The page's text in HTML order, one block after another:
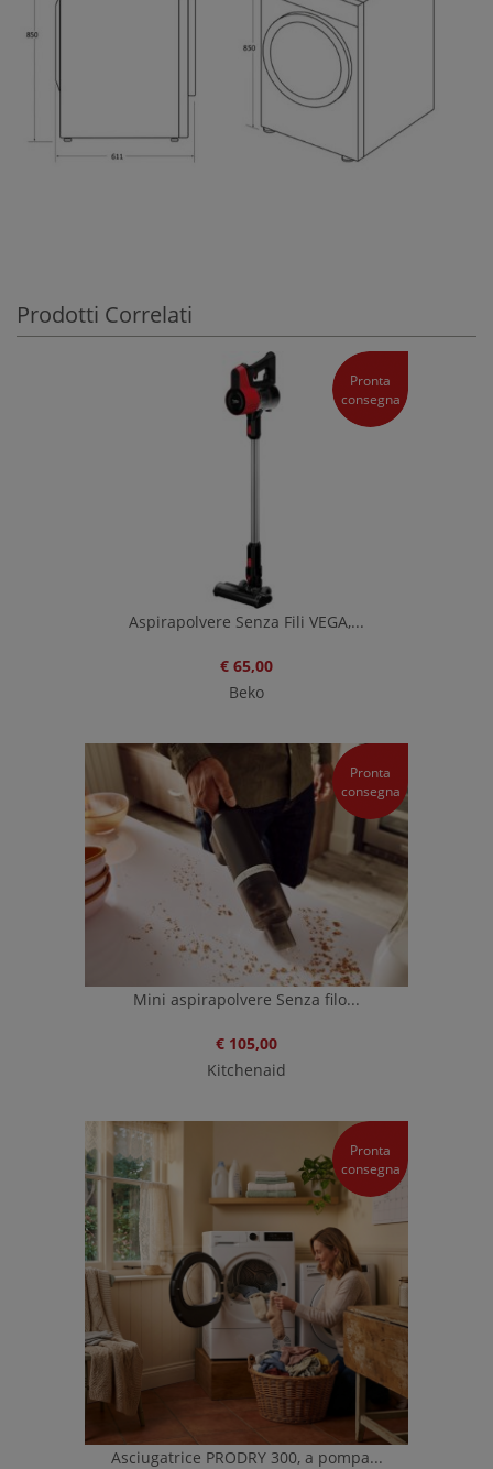
Prodotti Correlati
Pronta
consegna
Aspirapolvere Senza Fili VEGA,...
€ 65,00
Beko
Pronta
consegna
Mini aspirapolvere Senza filo...
€ 105,00
Kitchenaid
Pronta
consegna
Asciugatrice PRODRY 300, a pompa...